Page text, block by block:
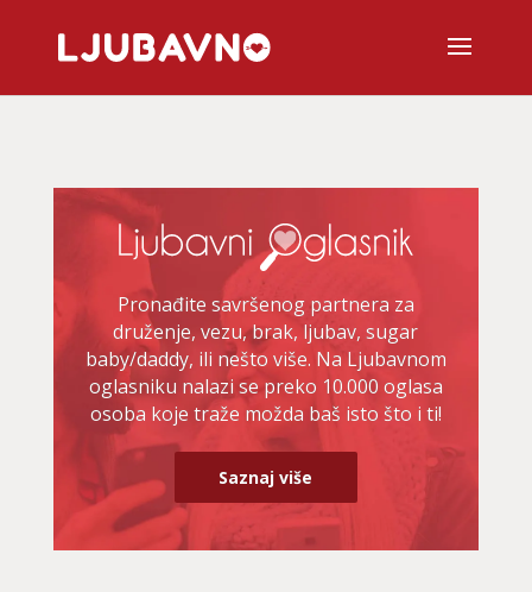
Pronađite savršenog partnera za
druženje, vezu, brak, ljubav, sugar
baby/daddy, ili nešto više. Na Ljubavnom
oglasniku nalazi se preko 10.000 oglasa
osoba koje traže možda baš isto što i ti!
Saznaj više